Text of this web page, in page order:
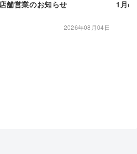
舗営業のお知らせ
2026年08月04日
1月